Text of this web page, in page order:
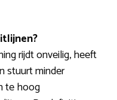
rijdt onveilig, heeft
stuurt minder
te hoog